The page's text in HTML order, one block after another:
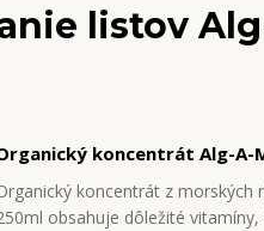
listov
koncentrát Alg-A-
koncentrát z morských
obsahuje dôležité vitamíny,